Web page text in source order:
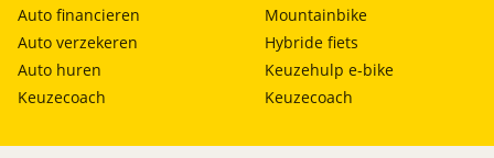
Auto financieren
Auto verzekeren
Auto huren
Keuzecoach
Mountainbike
Hybride fiets
Keuzehulp e-bike
Keuzecoach